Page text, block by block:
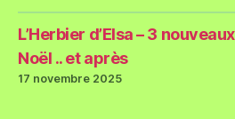
L’Herbier d’Elsa – 3
Noël .. et après
17 novembre 2025